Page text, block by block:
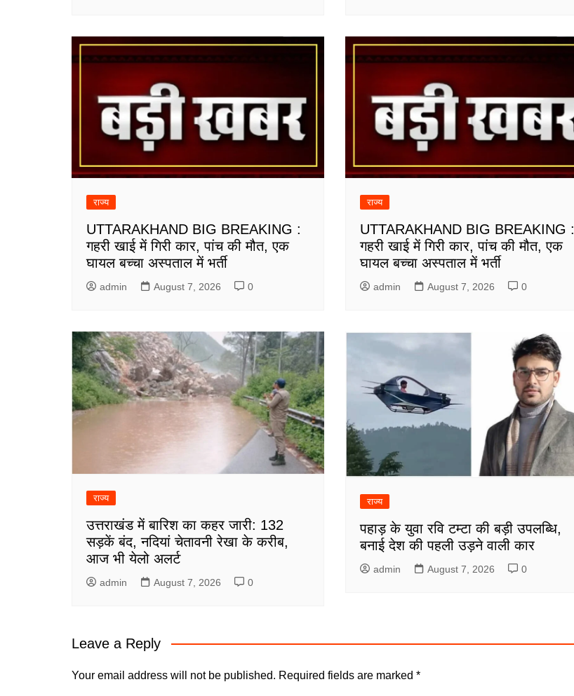
राज्य
UTTARAKHAND BIG BREAKING :
गहरी खाई में गिरी कार, पांच की मौत, एक
घायल बच्चा अस्पताल में भर्ती
admin August 7, 2026 0
राज्य
UTTARAKHAND BIG BREAKING :
गहरी खाई में गिरी कार, पांच की मौत, एक
घायल बच्चा अस्पताल में भर्ती
admin August 7, 2026 0
राज्य
उत्तराखंड में बारिश का कहर जारी: 132
सड़कें बंद, नदियां चेतावनी रेखा के करीब,
आज भी येलो अलर्ट
admin August 7, 2026 0
राज्य
पहाड़ के युवा रवि टम्टा की बड़ी उपलब्धि,
बनाई देश की पहली उड़ने वाली कार
admin August 7, 2026 0
Leave a Reply
Your email address will not be published. Required fields are marked *